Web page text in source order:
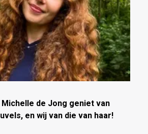
de Jong geniet van
en wij van die van haar!